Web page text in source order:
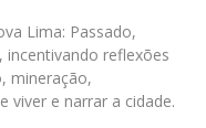
Lima: Passado,
incentivando reflexões
mineração,
viver e narrar a cidade.